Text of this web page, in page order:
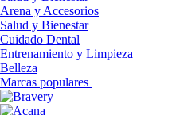
Arena y Accesorios
Salud y Bienestar
Cuidado Dental
Entrenamiento y Limpieza
Belleza
Marcas populares